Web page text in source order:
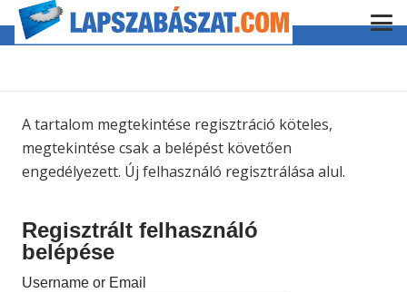
A tartalom megtekintése regisztráció köteles,
megtekintése csak a belépést követően
engedélyezett. Új felhasználó regisztrálása alul.
Regisztrált felhasználó
belépése
Username or Email